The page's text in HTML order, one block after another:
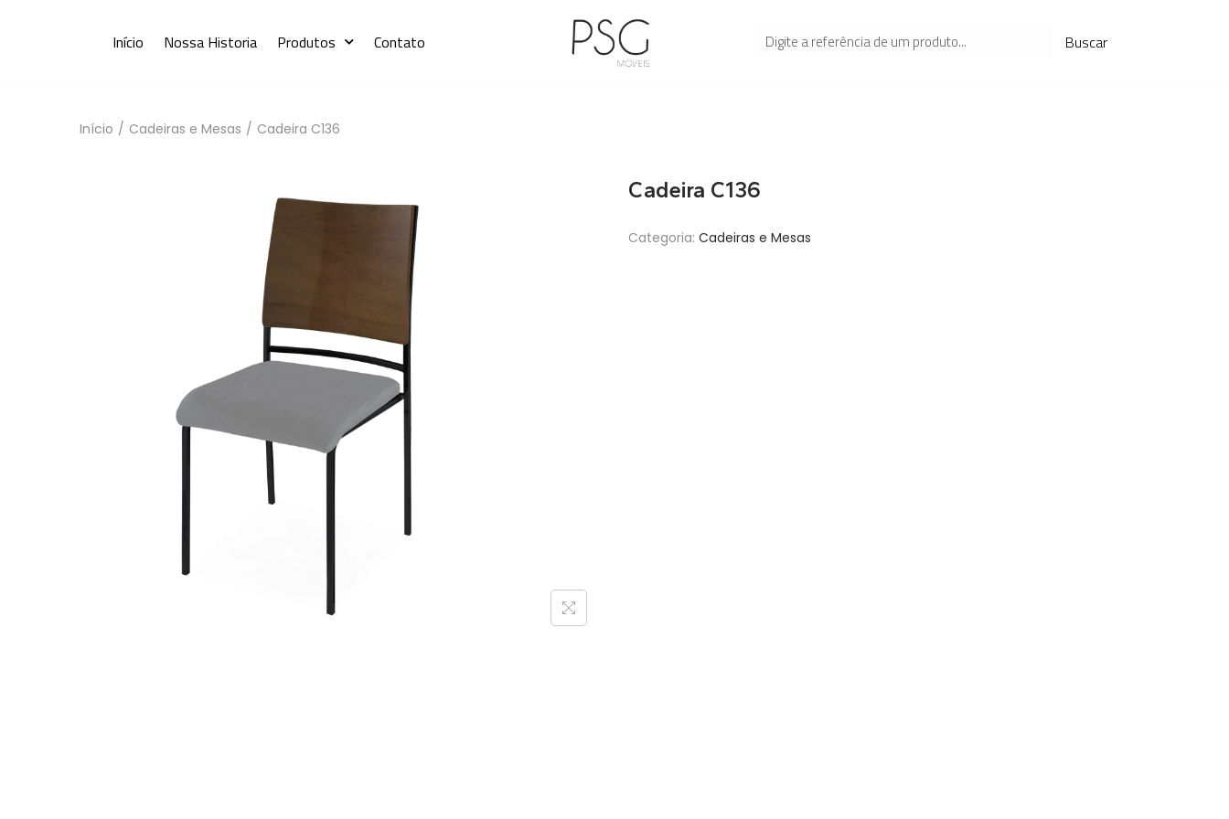
Início Nossa Historia Produtos Contato Buscar
Início / Cadeiras e Mesas / Cadeira C136
Cadeira C136
Categoria: Cadeiras e Mesas